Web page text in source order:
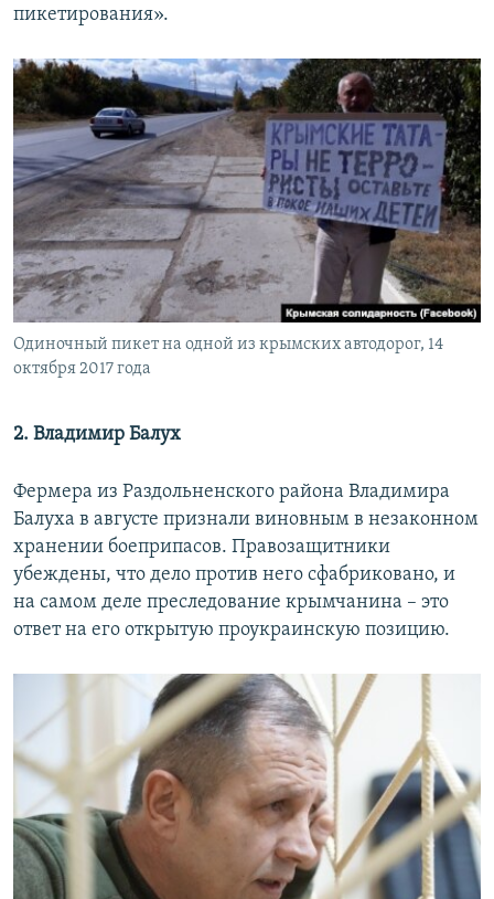
пикетирования».
Одиночный пикет на одной из крымских автодорог, 14
октября 2017 года
2. Владимир Балух
Фермера из Раздольненского района Владимира
Балуха в августе признали виновным в незаконном
хранении боеприпасов. Правозащитники
убеждены, что дело против него сфабриковано, и
на самом деле преследование крымчанина – это
ответ на его открытую проукраинскую позицию.